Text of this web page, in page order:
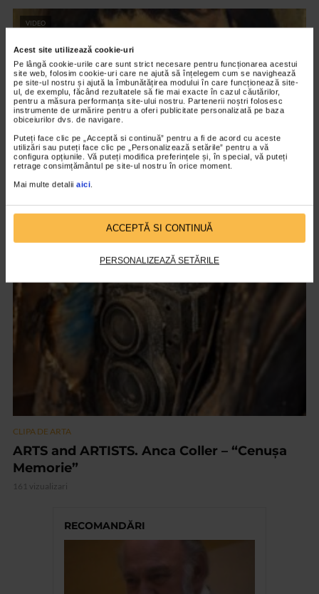
Acest site utilizează cookie-uri
Pe lângă cookie-urile care sunt strict necesare pentru funcționarea acestui
site web, folosim cookie-uri care ne ajută să înțelegem cum se navighează
pe site-ul nostru și ajută la îmbunătățirea modului în care funcționează site-
ul, de exemplu, făcând rezultatele să fie mai exacte în cazul căutărilor,
pentru a măsura performanța site-ului nostru. Partenerii noștri folosesc
instrumente de urmărire pentru a oferi publicitate personalizată pe baza
obiceiurilor dvs. de navigare.
Puteți face clic pe „Acceptă si continuă” pentru a fi de acord cu aceste
utilizări sau puteți face clic pe „Personalizează setările” pentru a vă
configura opțiunile. Vă puteți modifica preferințele și, în special, vă puteți
retrage consimțământul pe site-ul nostru în orice moment.
Mai multe detalii aici.
ACCEPTĂ SI CONTINUĂ
PERSONALIZEAZĂ SETĂRILE
VIDEO
CLIPA DE ARTA
Nicolae Tonitza – Pictor al copiilor
CLIPA DE ARTA
ARTS and ARTISTS. Anca Coller – “Cenușa
Memorie”
161 vizualizari
RECOMANDĂRI